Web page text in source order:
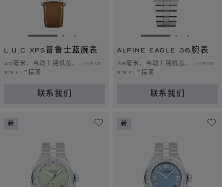
转到幻灯片 1转到幻灯片 2
转到幻灯片 3
L.U.C XPS普鲁士蓝腕表
40毫米、自动上链机芯、LUCENT
STEEL™精钢
联系我们
转到幻灯片 1转到幻灯
转到幻
ALPINE EAGLE 36腕表
36毫米、自动上链机芯、LUCENT
STEEL™精钢
联系我们
新 新